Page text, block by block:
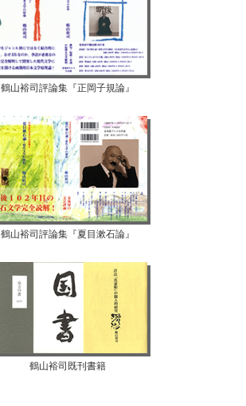
鶴山裕司評論集『正岡子規論』
鶴山裕司評論集『夏目漱石論』
鶴山裕司既刊書籍